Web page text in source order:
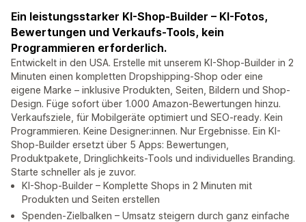
Ein leistungsstarker KI-Shop-Builder – KI-Fotos,
Bewertungen und Verkaufs-Tools, kein
Programmieren erforderlich.
Entwickelt in den USA. Erstelle mit unserem KI-Shop-Builder in 2
Minuten einen kompletten Dropshipping-Shop oder eine
eigene Marke – inklusive Produkten, Seiten, Bildern und Shop-
Design. Füge sofort über 1.000 Amazon-Bewertungen hinzu.
Verkaufsziele, für Mobilgeräte optimiert und SEO-ready. Kein
Programmieren. Keine Designer:innen. Nur Ergebnisse. Ein KI-
Shop-Builder ersetzt über 5 Apps: Bewertungen,
Produktpakete, Dringlichkeits-Tools und individuelles Branding.
Starte schneller als je zuvor.
KI-Shop-Builder – Komplette Shops in 2 Minuten mit
Produkten und Seiten erstellen
Spenden-Zielbalken – Umsatz steigern durch ganz einfache